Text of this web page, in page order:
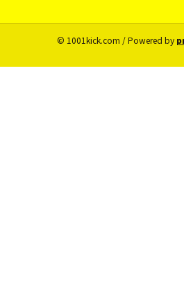
© 1001kick.com / Powered by